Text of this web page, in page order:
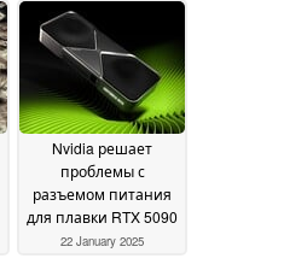
демонстрирует
падение
эффективности по
сравнению с
предыдущим
поколением25 January
2025
Nvidia решает
проблемы с
разъемом питания
для плавки RTX 5090
22 January 2025